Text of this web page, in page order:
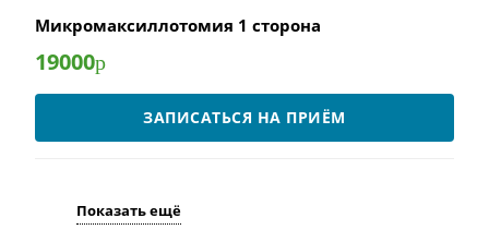
Микромаксиллотомия 1 сторона
19000р
ЗАПИСАТЬСЯ НА ПРИЁМ
Показать ещё